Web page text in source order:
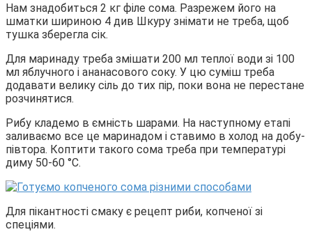
Нам знадобиться 2 кг філе сома. Разрежем його на
шматки шириною 4 див Шкуру знімати не треба, щоб
тушка зберегла сік.
Для маринаду треба змішати 200 мл теплої води зі 100
мл яблучного і ананасового соку. У цю суміш треба
додавати велику сіль до тих пір, поки вона не перестане
розчинятися.
Рибу кладемо в ємність шарами. На наступному етапі
заливаємо все це маринадом і ставимо в холод на добу-
півтора. Коптити такого сома треба при температурі
диму 50-60 °С.
Для пікантності смаку є рецепт риби, копченої зі
спеціями.